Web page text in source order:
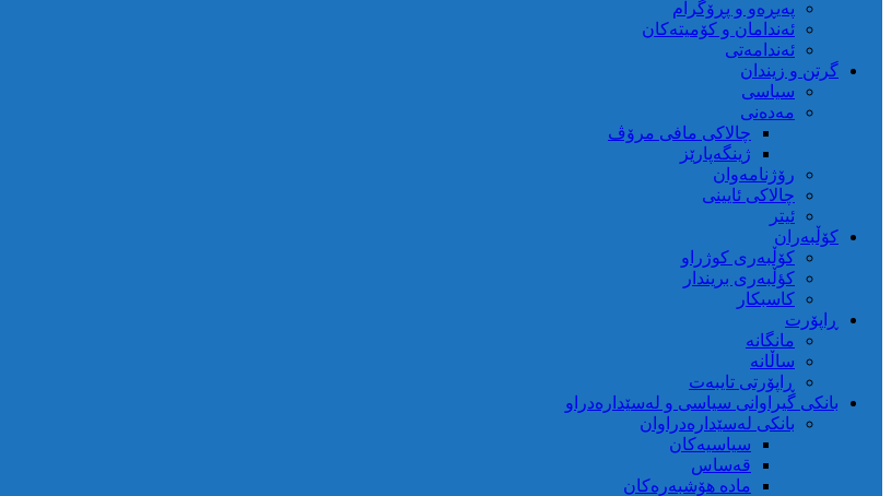
پەیڕەو و پڕۆگرام
ئەندامان و کۆمیتەکان
ئەندامەتی
گرتن و زیندان
سیاسی
مەدەنی
چالاکی مافی مرۆڤ
ژینگەپارێز
رۆژنامەوان
چالاکی ئایینی
ئیتر
کۆڵبەران
کۆڵبەری کوژراو
کؤڵبەری بریندار
کاسبکار
ڕاپۆرت
مانگانە
ساڵانە
ڕاپۆرتی تایبەت
بانکی گیراوانی سیاسی و لەسێدارەدراو
بانکی لەسێدارەدراوان
سیاسیەکان
قەساس
مادە هۆشبەرەکان